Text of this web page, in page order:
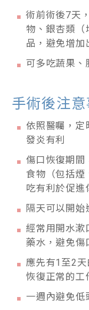
術前術後7天
物、銀杏類（
品，避免增加
可多吃蔬果、
手術後注意
依照醫囑，定
發炎有利
傷口恢復期間
食物（包括煙
吃有利於促進
隔天可以開
經常用開水漱
藥水，避免傷
應先有1至2
恢復正常的工
一週內避免低